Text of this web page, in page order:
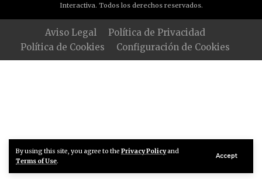
By using this site, you agree to the Privacy Policyand
Terms of Use.
Accept
Interactiva. Todos los derechos reservados.
Aviso Legal
Política de Privacidad
Política de Cookies
Configuración de Cookies